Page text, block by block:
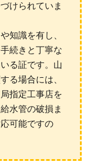
けられていま
知識を有し、
続きと丁寧な
る証です。山
る場合には、
指定工事店を
水管の破損ま
可能ですの